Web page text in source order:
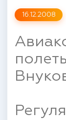
16.12.2008